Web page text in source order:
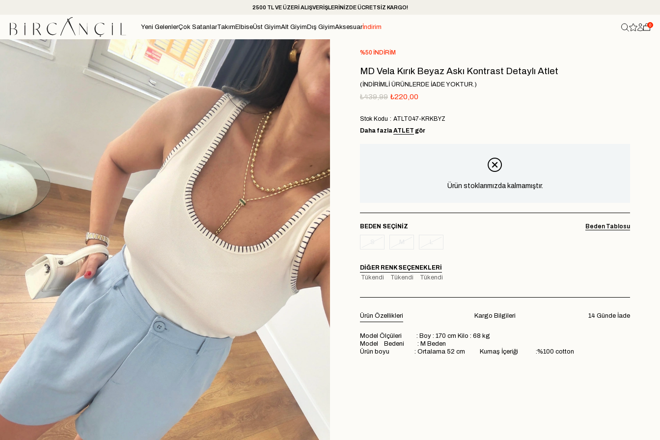
2500 TL VE ÜZERİ ALIŞVERİŞLERİNİZDE ÜCRETSİZ KARGO!
Yeni GelenlerÇok SatanlarTakım ElbiseÜst GiyimAlt Giyim Dış GiyimAksesuarİndirim 0
%50 İNDIRIM
MD Vela Kırık Beyaz Askı Kontrast Detaylı Atlet
(İNDİRİMLİ ÜRÜNLERDE İADE YOKTUR.)
₺439,99 ₺220,00
Stok Kodu
ATLT047-KRKBYZ
Daha fazlaATLET gör
Ürün stoklarımızda kalmamıştır.
Beden Tablosu
BEDEN
DIĞER RENK SEÇENEKLERI
Tükendi
Tükendi Tükendi
Ürün Özellikleri 14 Günde İade
Kargo Bilgileri
Model Ölçüleri : Boy : 170 cm Kilo : 68 kg
Model Bedeni : M Beden
Ürün boyu : Ortalama 52 cm Kumaş İçeriği :%100 cotton